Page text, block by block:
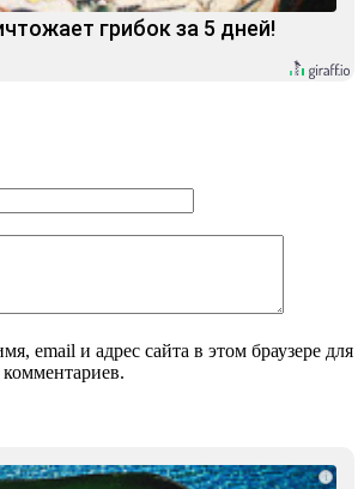
грибок за 5 дней!
email и адрес сайта в этом браузере для
i